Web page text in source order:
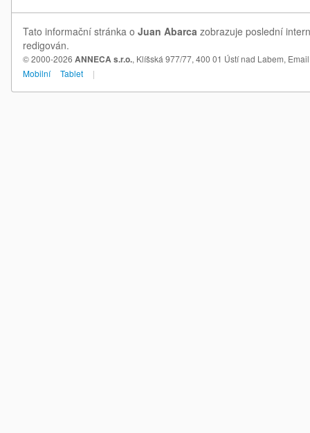
Tato informační stránka o Juan Abarca zobrazuje poslední
redigován.
© 2000-2026 ANNECA s.r.o., Klíšská 977/77, 400 01 Ústí nad Labem,
Mobilní
Tablet |